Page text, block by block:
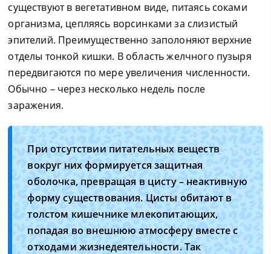
существуют в вегетативном виде, питаясь соками
организма, цепляясь ворсинками за слизистый
эпителий. Преимущественно заполоняют верхние
отделы тонкой кишки. В область желчного пузыря
передвигаются по мере увеличения численности.
Обычно – через несколько недель после
заражения.
При отсутствии питательных веществ
вокруг них формируется защитная
оболочка, превращая в цисту – неактивную
форму существования. Цисты обитают в
толстом кишечнике млекопитающих,
попадая во внешнюю атмосферу вместе с
отходами жизнедеятельности. Так